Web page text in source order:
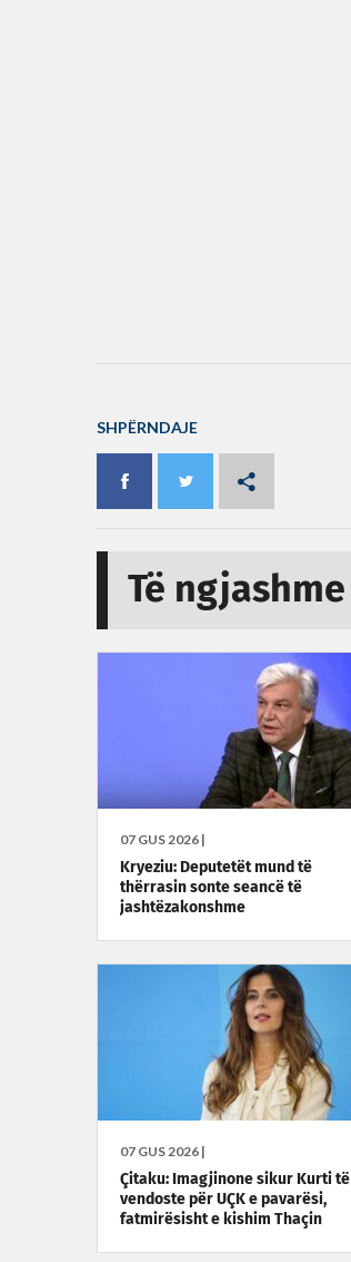
SHPËRNDAJE
Të ngjashme
07 GUS 2026 |
Kryeziu: Deputetët mund të
thërrasin sonte seancë të
jashtëzakonshme
07 GUS 2026 |
Çitaku: Imagjinone sikur Kurti të
vendoste për UÇK e pavarësi,
fatmirësisht e kishim Thaçin